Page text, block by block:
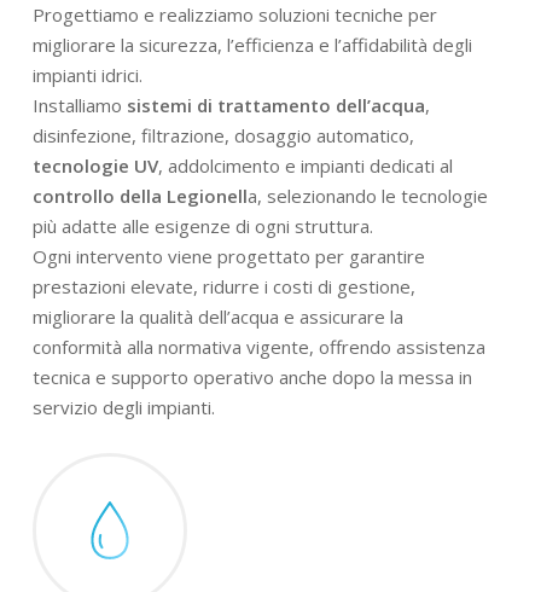
Progettiamo e realizziamo soluzioni tecniche per
migliorare la sicurezza, l’efficienza e l’affidabilità degli
impianti idrici.
Installiamo sistemi di trattamento dell’acqua,
disinfezione, filtrazione, dosaggio automatico,
tecnologie UV, addolcimento e impianti dedicati al
controllo della Legionella, selezionando le tecnologie
più adatte alle esigenze di ogni struttura.
Ogni intervento viene progettato per garantire
prestazioni elevate, ridurre i costi di gestione,
migliorare la qualità dell’acqua e assicurare la
conformità alla normativa vigente, offrendo assistenza
tecnica e supporto operativo anche dopo la messa in
servizio degli impianti.